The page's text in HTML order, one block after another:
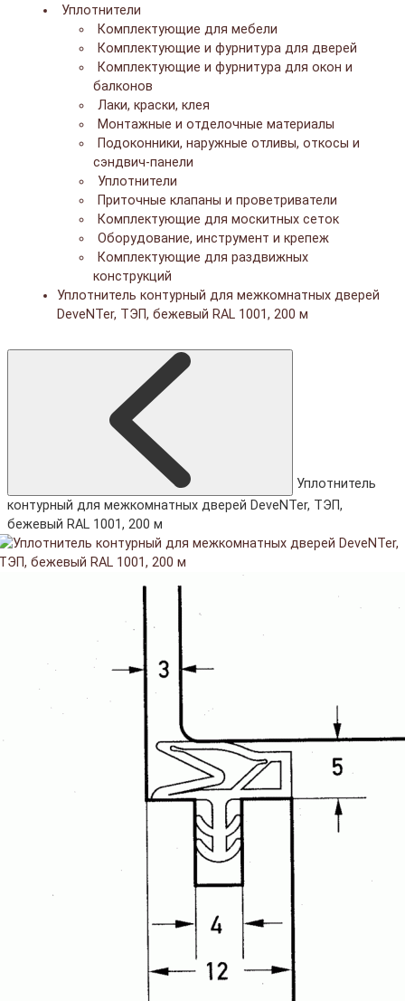
Уплотнители
Комплектующие для мебели
Комплектующие и фурнитура для дверей
Комплектующие и фурнитура для окон и
балконов
Лаки, краски, клея
Монтажные и отделочные материалы
Подоконники, наружные отливы, откосы и
сэндвич-панели
Уплотнители
Приточные клапаны и проветриватели
Комплектующие для москитных сеток
Оборудование, инструмент и крепеж
Комплектующие для раздвижных
конструкций
Уплотнитель контурный для межкомнатных дверей
DeveNTer, ТЭП, бежевый RAL 1001, 200 м
Уплотнитель
контурный для межкомнатных дверей DeveNTer, ТЭП,
бежевый RAL 1001, 200 м